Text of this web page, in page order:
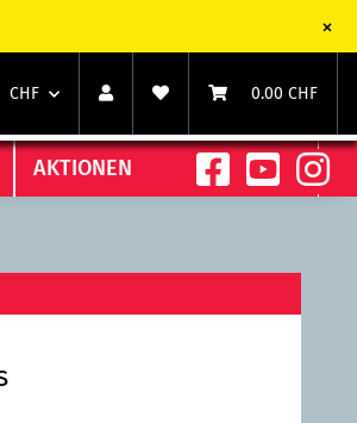
CHF 0.00 CHF
AKTIONEN